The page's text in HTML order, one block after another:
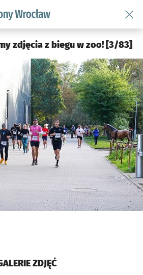
podserwis: Środowisko we
zdjęcia z biegu w zoo! [3/83]
ZDJĘĆ